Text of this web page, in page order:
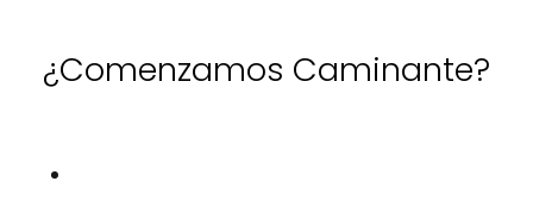
¿Comenzamos Caminante?